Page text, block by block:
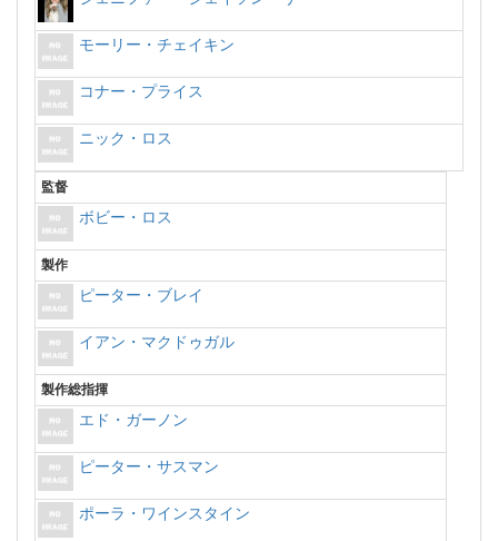
モーリー・チェイキン
コナー・プライス
ニック・ロス
監督
ボビー・ロス
製作
ピーター・ブレイ
イアン・マクドゥガル
製作総指揮
エド・ガーノン
ピーター・サスマン
ポーラ・ワインスタイン